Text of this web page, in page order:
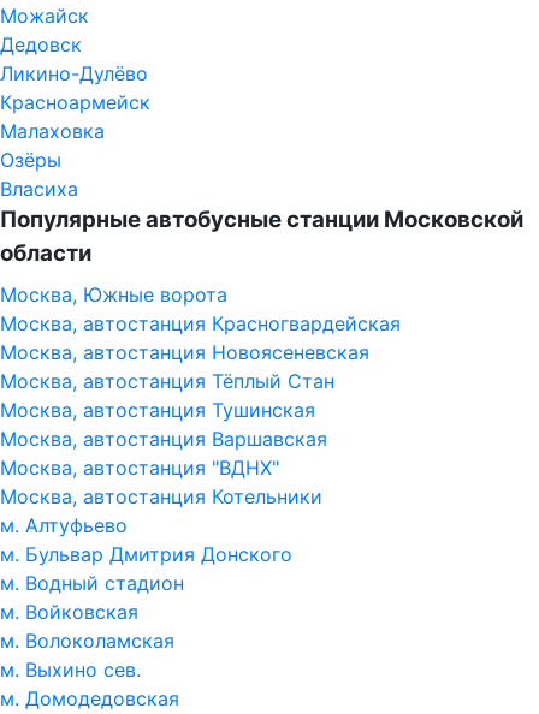
Можайск
Дедовск
Ликино-Дулёво
Красноармейск
Малаховка
Озёры
Власиха
Популярные автобусные станции Московской
области
Москва, Южные ворота
Москва, автостанция Красногвардейская
Москва, автостанция Новоясеневская
Москва, автостанция Тёплый Стан
Москва, автостанция Тушинская
Москва, автостанция Варшавская
Москва, автостанция "ВДНХ"
Москва, автостанция Котельники
м. Алтуфьево
м. Бульвар Дмитрия Донского
м. Водный стадион
м. Войковская
м. Волоколамская
м. Выхино сев.
м. Домодедовская